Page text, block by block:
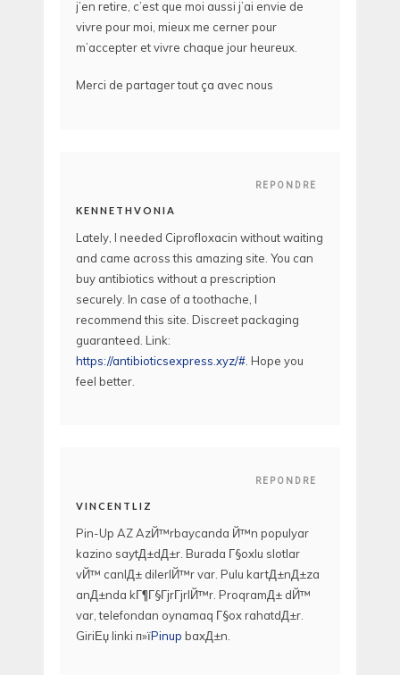
j’en retire, c’est que moi aussi j’ai envie de
vivre pour moi, mieux me cerner pour
m’accepter et vivre chaque jour heureux.
Merci de partager tout ça avec nous
REPONDRE
KENNETHVONIA
Lately, I needed Ciprofloxacin without waiting
and came across this amazing site. You can
buy antibiotics without a prescription
securely. In case of a toothache, I
recommend this site. Discreet packaging
guaranteed. Link:
https://antibioticsexpress.xyz/# . Hope you
feel better.
REPONDRE
VINCENTLIZ
Pin-Up AZ AzЙ™rbaycanda Й™n populyar
kazino saytД±dД±r. Burada Г§oxlu slotlar
vЙ™ canlД± dilerlЙ™r var. Pulu kartД±nД±za
anД±nda kГ¶Г§ГјrГјrlЙ™r. ProqramД± dЙ™
var, telefondan oynamaq Г§ox rahatdД±r.
GiriЕџ linki п»їPinup baxД±n.